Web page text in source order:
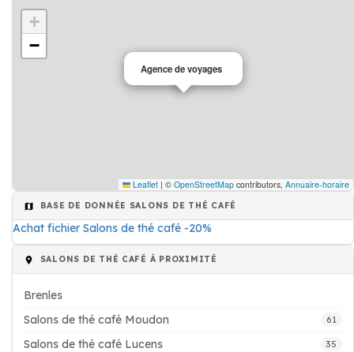
Agence de voyages
+
−
Leaflet | © OpenStreetMap contributors, Annuaire-horaire
BASE DE DONNÉE SALONS DE THÉ CAFÉ
Achat fichier Salons de thé café -20%
SALONS DE THÉ CAFÉ À PROXIMITÉ
Brenles
Salons de thé café Moudon
61
Salons de thé café Lucens 35